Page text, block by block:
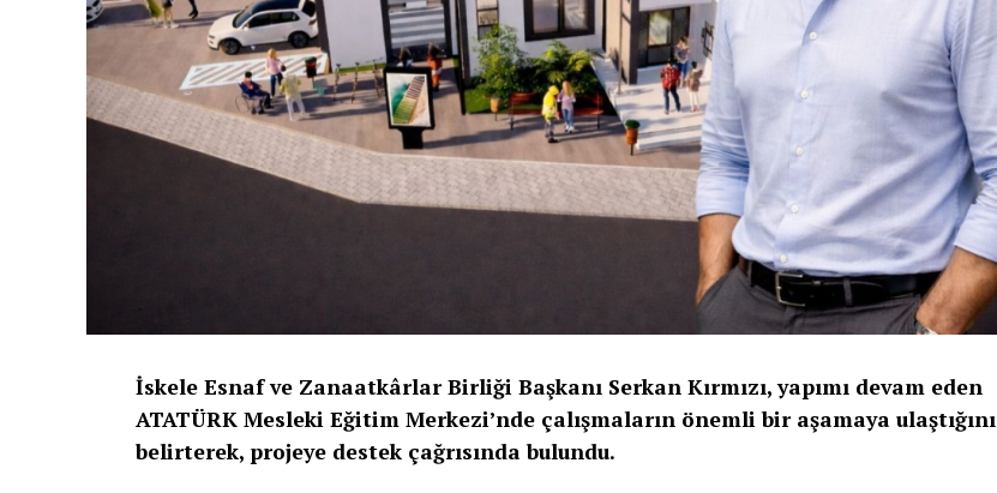
İskele Esnaf ve Zanaatkârlar Birliği Başkanı Serkan Kırmızı, yapımı devam eden
ATATÜRK Mesleki Eğitim Merkezi’nde çalışmaların önemli bir aşamaya ulaştığını
belirterek, projeye destek çağrısında bulundu.